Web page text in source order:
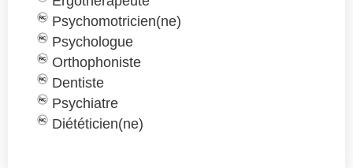
Psychomotricien(ne)
Psychologue
Orthophoniste
Dentiste
Psychiatre
Diététicien(ne)